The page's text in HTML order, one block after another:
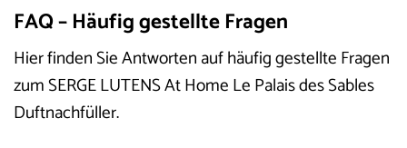
FAQ – Häufig gestellte Fragen
Hier finden Sie Antworten auf häufig gestellte Fragen
zum SERGE LUTENS At Home Le Palais des Sables
Duftnachfüller.